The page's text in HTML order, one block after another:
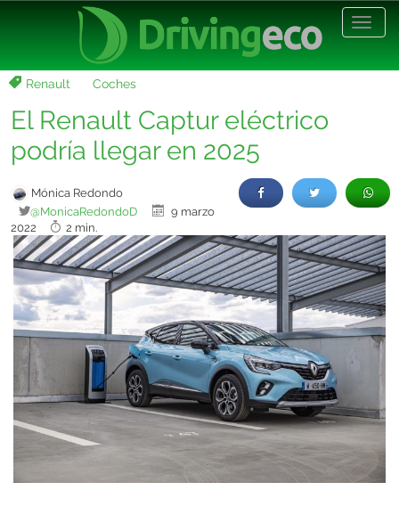
Renault Coches
El Renault Captur eléctrico
podría llegar en 2025
Mónica Redondo
@MonicaRedondoD
9 marzo
2022
2 min.